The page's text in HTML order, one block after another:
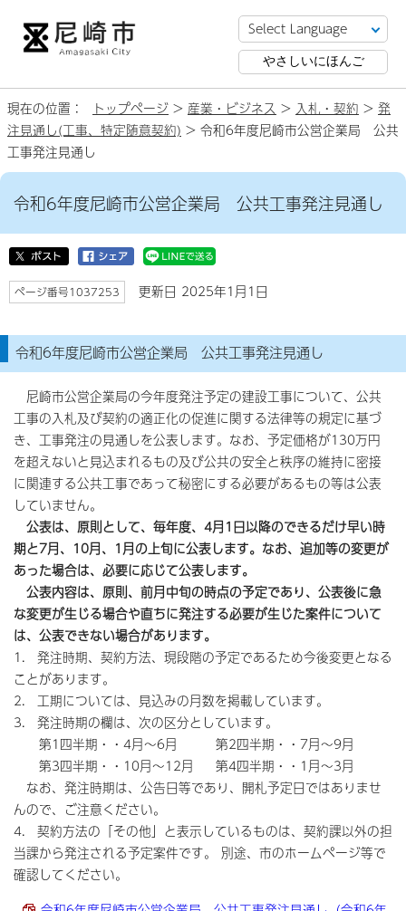
やさしいにほんご
現在の位置： トップページ > 産業・ビジネス > 入札・契約 > 発
注見通し(工事、特定随意契約) > 令和6年度尼崎市公営企業局 公共
工事発注見通し
令和6年度尼崎市公営企業局 公共工事発注見通し
ページ番号1037253 更新日 2025年1月1日
令和6年度尼崎市公営企業局 公共工事発注見通し
尼崎市公営企業局の今年度発注予定の建設工事について、公共
工事の入札及び契約の適正化の促進に関する法律等の規定に基づ
き、工事発注の見通しを公表します。なお、予定価格が130万円
を超えないと見込まれるもの及び公共の安全と秩序の維持に密接
に関連する公共工事であって秘密にする必要があるもの等は公表
していません。
公表は、原則として、毎年度、4月1日以降のできるだけ早い時
期と7月、10月、1月の上旬に公表します。なお、追加等の変更が
あった場合は、必要に応じて公表します。
公表内容は、原則、前月中旬の時点の予定であり、公表後に急
な変更が生じる場合や直ちに発注する必要が生じた案件について
は、公表できない場合があります。
1. 発注時期、契約方法、現段階の予定であるため今後変更となる
ことがあります。
2. 工期については、見込みの月数を掲載しています。
3. 発注時期の欄は、次の区分としています。
第1四半期・・4月～6月 第2四半期・・7月～9月
第3四半期・・10月～12月 第4四半期・・1月～3月
なお、発注時期は、公告日等であり、開札予定日ではありませ
んので、ご注意ください。
4. 契約方法の「その他」と表示しているものは、契約課以外の担
当課から発注される予定案件です。 別途、市のホームページ等で
確認してください。